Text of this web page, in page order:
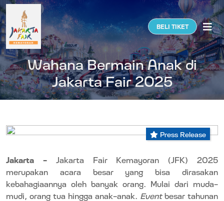
BELI TIKET
Wahana Bermain Anak di
Jakarta Fair 2025
Press Release
Jakarta –
Jakarta Fair Kemayoran (JFK) 2025
merupakan acara besar yang bisa dirasakan
kebahagiaannya oleh banyak orang. Mulai dari muda-
mudi, orang tua hingga anak-anak. Eventbesar tahunan